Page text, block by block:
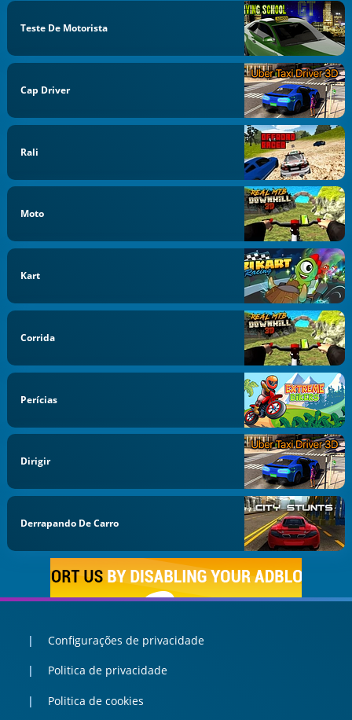
Teste De Motorista
Cap Driver
Rali
Moto
Kart
Corrida
Perícias
Dirigir
Derrapando De Carro
Configurações de privacidade
Politica de privacidade
Politica de cookies